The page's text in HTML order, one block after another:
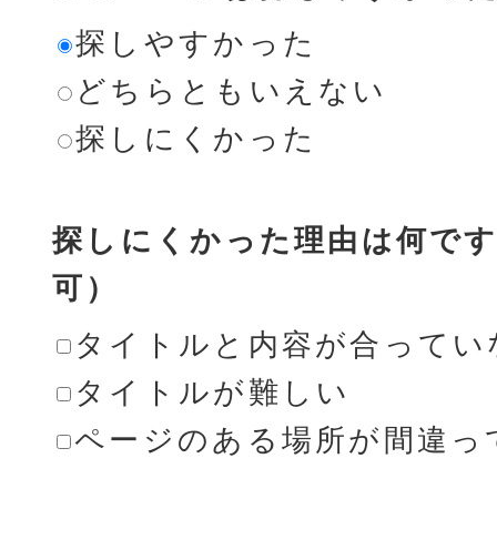
探しやすかった
どちらともいえない
探しにくかった
探しにくかった理由は何で
可）
タイトルと内容が合ってい
タイトルが難しい
ページのある場所が間違っ